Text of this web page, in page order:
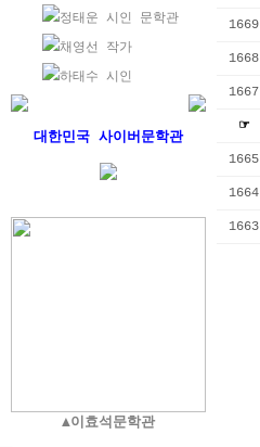
정태운 시인 문학관
채영선 작가
하태수 시인
대한민국 사이버문학관
▲이효석문학관
1669
1668
1667
☞
1665
1664
1663